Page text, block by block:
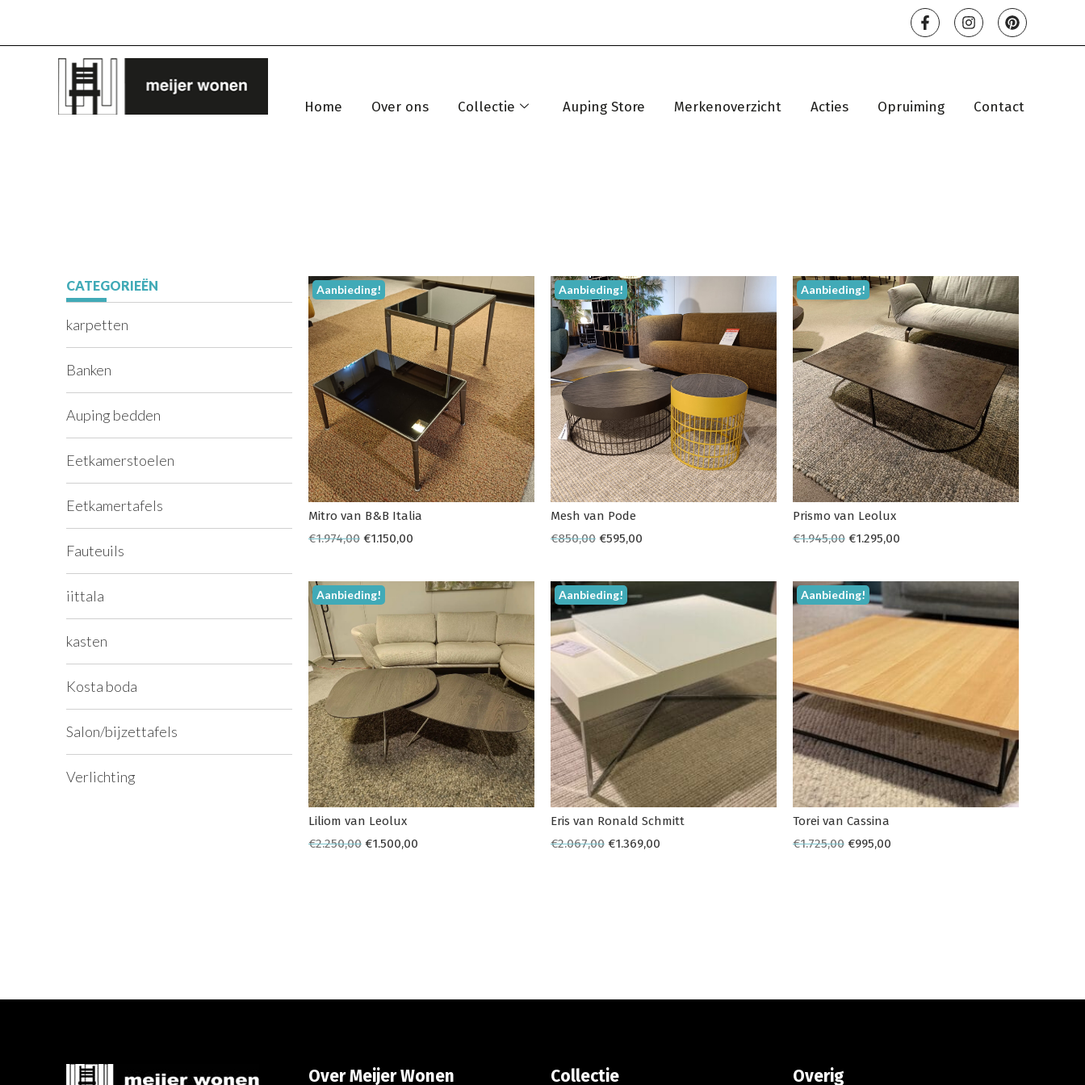
Home Over ons Collectie Auping Store Merkenoverzicht Acties Opruiming Contact
CATEGORIEËN
karpetten
Banken
Auping bedden
Eetkamerstoelen
Eetkamertafels
Fauteuils
iittala
kasten
Kosta boda
Salon/bijzettafels
Verlichting
Aanbieding!
Mitro van B&B Italia
€1.974,00 €1.150,00
Aanbieding!
Mesh van Pode
€850,00 €595,00
Aanbieding!
Prismo van Leolux
€1.945,00 €1.295,00
Aanbieding!
Liliom van Leolux
€2.250,00 €1.500,00
Aanbieding!
Eris van Ronald Schmitt
€2.067,00 €1.369,00
Aanbieding!
Torei van Cassina
€1.725,00 €995,00
Over Meijer Wonen Collectie Overig